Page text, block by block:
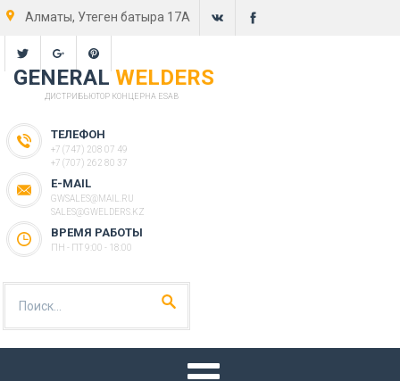
Алматы, Утеген батыра 17А
GENERALWELDERS
ДИСТРИБЬЮТОР КОНЦЕРНА ESAB
ТЕЛЕФОН
+7 (747) 208 07 49
+7 (707) 262 80 37
E-MAIL
GWSALES@MAIL.RU
SALES@GWELDERS.KZ
ВРЕМЯ РАБОТЫ
ПН - ПТ 9:00 - 18:00